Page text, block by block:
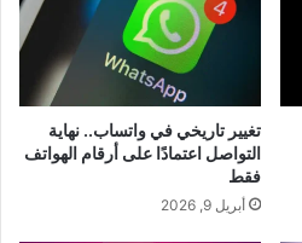
تغيير تاريخي في واتساب.. نهاية
التواصل اعتمادًا على أرقام الهواتف
فقط
أبريل 9, 2026